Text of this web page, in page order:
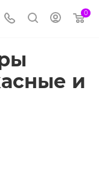
0
и